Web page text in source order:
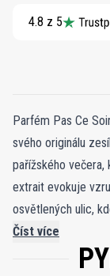
4.8 z 5
Parfém Pas Ce
svého originálu
pařížského večera,
extrait evokuje
osvětlených ulic,
Výrazné otevření
intriku,
Číst více